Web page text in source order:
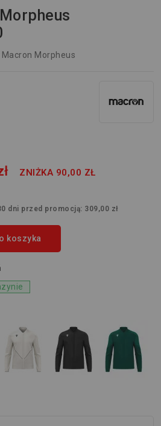
Morpheus
ZNIŻKA 90,00 ZŁ
dni przed promocją: 309,00 zł
koszyka